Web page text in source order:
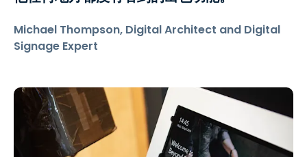
Michael Thompson, Digital Architect and Digital
Signage Expert